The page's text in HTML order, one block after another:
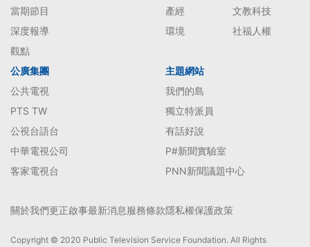
當期節目
深度報導
觀點
產經
文教科技
環境
社福人權
公廣集團
公共電視
PTS TW
公視台語台
中華電視公司
客家電視台
主題網站
我們的島
獨立特派員
有話好說
P#新聞實驗室
PNN新聞議題中心
關於我們更正啟事最新消息服務條款隱私權保護政策
Copyright © 2020 Public Television Service Foundation. All Rights